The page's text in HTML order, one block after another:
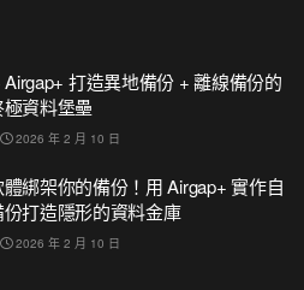
打造異地備份 + 離線備份的
資料堡壘
2026 年 2 月 10 日
綁架你的備份！用 Airgap+ 實作自
打造隱形的資料金庫
2026 年 2 月 10 日